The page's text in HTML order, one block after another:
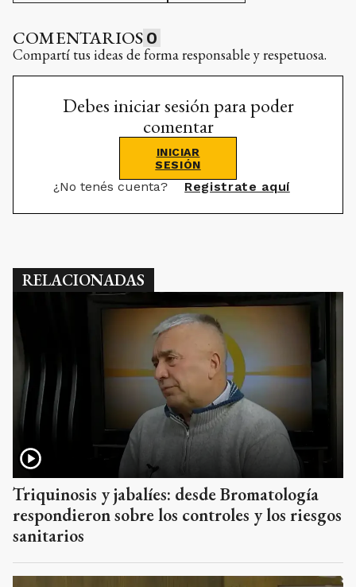
COMENTARIOS 0
Compartí tus ideas de forma responsable y respetuosa.
Debes iniciar sesión para poder
comentar
INICIAR
SESIÓN
¿No tenés cuenta? Registrate aquí
RELACIONADAS
Triquinosis y jabalíes: desde Bromatología
respondieron sobre los controles y los riesgos
sanitarios